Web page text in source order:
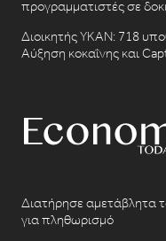
προγραμματιστές σε
Διοικητής ΥΚΑΝ: 718
Αύξηση κοκαΐνης και
Διατήρησε αμετάβλητα
για πληθωρισμό